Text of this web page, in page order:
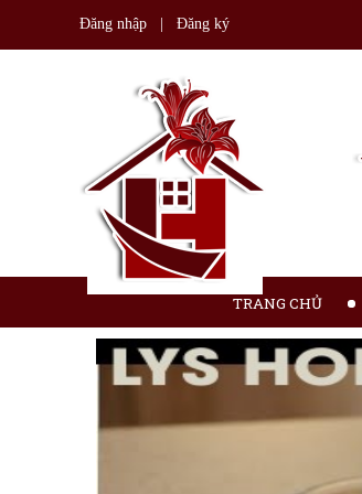
Đăng nhập Đăng ký
TRANG CHỦ